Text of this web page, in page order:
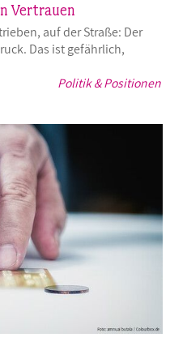
Politik & Positionen
Vertrauen
auf der Straße: Der
Das ist gefährlich,